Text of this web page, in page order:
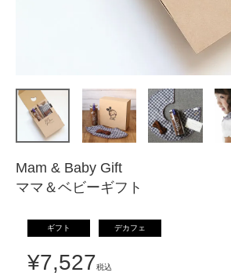
Mam & Baby Gift
ママ＆ベビーギフト
ギフト デカフェ
¥7,527税込